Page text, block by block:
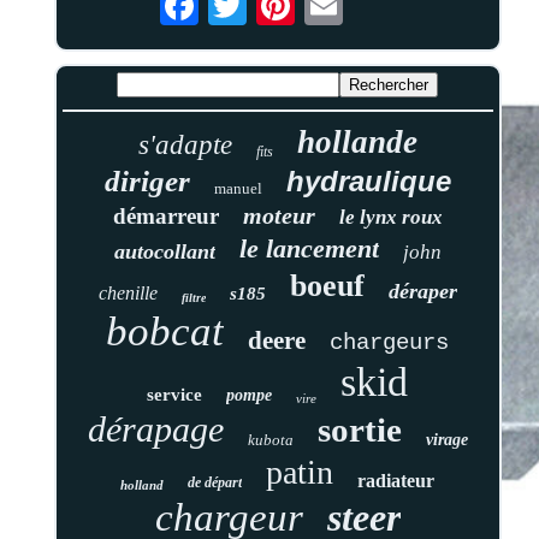
s'adapte fits hollande
diriger manuel hydraulique
démarreur moteur le lynx roux
autocollant le lancement john
chenille filtre s185 boeuf déraper
bobcat deere chargeurs
service pompe vire skid
dérapage kubota sortie virage
holland de départ patin radiateur
chargeur steer